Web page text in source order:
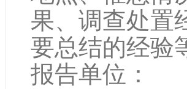
果、调查处置
要总结的经验
报告单位